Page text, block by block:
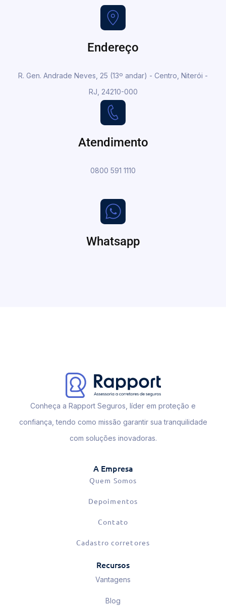
Endereço
R. Gen. Andrade Neves, 25 (13º andar) - Centro, Niterói -
RJ, 24210-000
Atendimento
0800 591 1110
Whatsapp
Conheça a Rapport Seguros, líder em proteção e
confiança, tendo como missão garantir sua tranquilidade
com soluções inovadoras.
A Empresa
Quem Somos
Depoimentos
Contato
Cadastro corretores
Recursos
Vantagens
Blog